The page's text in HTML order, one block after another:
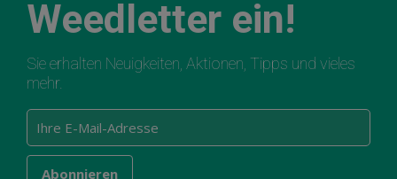
Weedletter ein!
Sie erhalten Neuigkeiten, Aktionen, Tipps und vieles
mehr.